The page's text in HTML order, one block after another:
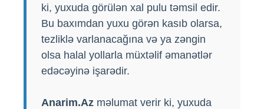
ki, yuxuda görülən xal pulu təmsil edir.
Bu baxımdan yuxu görən kasıb olarsa,
tezliklə varlanacağına və ya zəngin
olsa halal yollarla müxtəlif əmanətlər
edəcəyinə işarədir.
Anarim.Az məlumat verir ki, yuxuda